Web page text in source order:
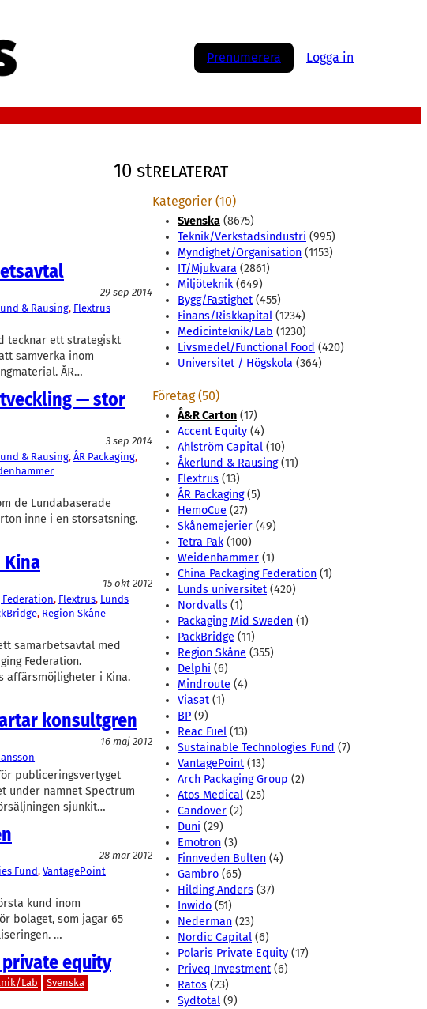
Prenumerera Logga in
10 st
29 sep 2014
& Rausing, Flextrus
tecknar ett strategiskt
samverka inom
ÅR…
— stor
3 sep 2014
& Rausing, ÅR Packaging
de Lundabaserade
inne i en storsatsning.
Kina
15 okt 2012
Federation, Flextrus, Lunds
, Region Skåne
samarbetsavtal med
Federation.
affärsmöjligheter i Kina.
konsultgren
16 maj 2012
publiceringsvertyget
under namnet Spectrum
sjunkit…
28 mar 2012
Fund, VantagePoint
kund inom
bolaget, som jagar 65
…
equity
Lab
Svenska
RELATERAT
Kategorier (10)
Svenska (8675)
Teknik/Verkstadsindustri (995)
Myndighet/Organisation (1153)
IT/Mjukvara (2861)
Miljöteknik(649)
Bygg/Fastighet (455)
Finans/Riskkapital (1234)
Medicinteknik/Lab (1230)
Livsmedel/Functional Food (420)
Universitet / Högskola (364)
Företag (50)
Å&R Carton (17)
Accent Equity (4)
Ahlström Capital (10)
Åkerlund & Rausing(11)
Flextrus (13)
ÅR Packaging(5)
HemoCue (27)
Skånemejerier (49)
Tetra Pak(100)
Weidenhammer (1)
China Packaging Federation (1)
Lunds universitet (420)
Nordvalls (1)
Packaging Mid Sweden (1)
PackBridge (11)
Region Skåne (355)
Delphi (6)
Mindroute (4)
Viasat (1)
BP (9)
Reac Fuel (13)
Sustainable Technologies Fund (7)
VantagePoint (13)
Arch Packaging Group (2)
Atos Medical (25)
Candover (2)
Duni (29)
Emotron (3)
Finnveden Bulten (4)
Gambro (65)
Hilding Anders (37)
Inwido (51)
Nederman (23)
Nordic Capital (6)
Polaris Private Equity (17)
Priveq Investment (6)
Ratos (23)
Sydtotal (9)